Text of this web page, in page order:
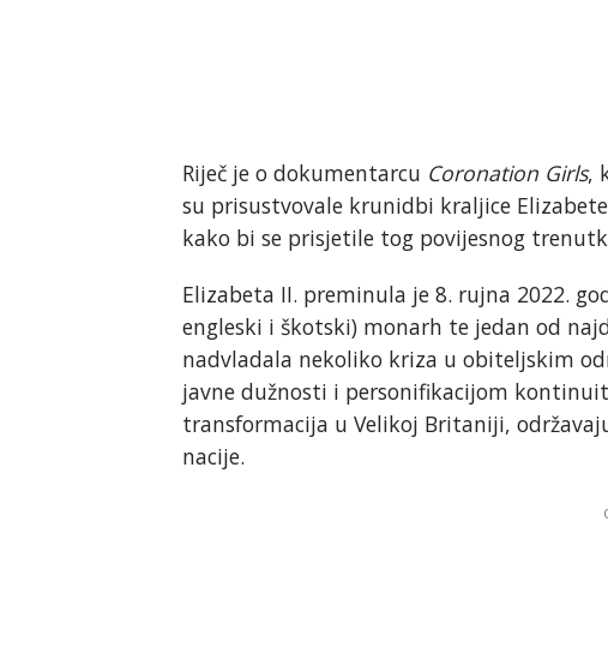
Riječ je o dokumentarcu Coronation Girls,
su prisustvovale krunidbi kraljice
kako bi se prisjetile tog povijesnog
Elizabeta II. preminula je 8. rujna 2022.
engleski i škotski) monarh te jedan od
nadvladala nekoliko kriza u obiteljskim
javne dužnosti i personifikacijom
transformacija u Velikoj Britaniji,
nacije.